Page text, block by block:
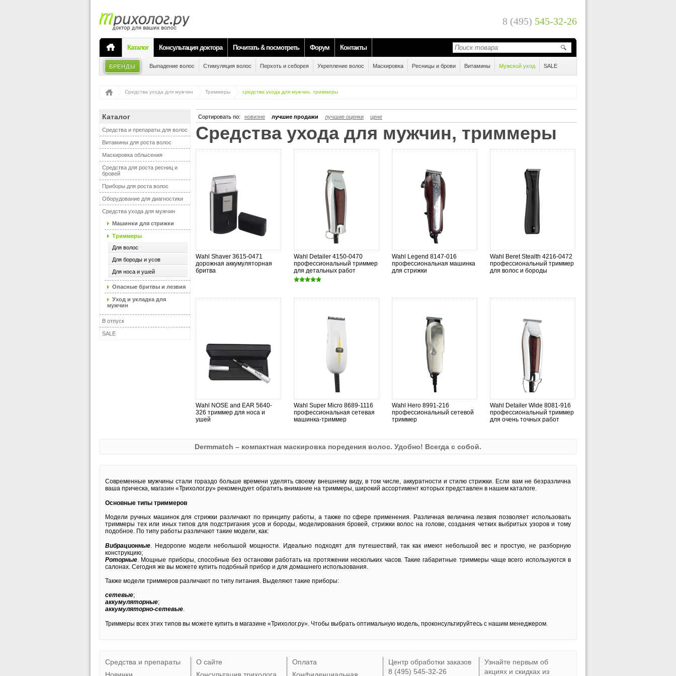
8 (495) 545-32-26
Каталог Консультация доктора Почитать & посмотреть Форум Контакты
БРЕНДЫ Выпадение волос Стимуляция волос Перхоть и себорея Укрепление волос Маскировка Ресницы и брови Витамины Мужской уход SALE
Средства ухода для мужчин Триммеры средства ухода для мужчин, триммеры
Каталог
Средства и препараты для волос
Витамины для роста волос
Маскировка облысения
Средства для роста ресниц и
бровей
Приборы для роста волос
Оборудование для диагностики
Средства ухода для мужчин
Машинки для стрижки
Триммеры
Для волос
Для бороды и усов
Для носа и ушей
Опасные бритвы и лезвия
Уход и укладка для
мужчин
В отпуск
SALE
Сортировать по: новизне лучшие продажи лучшие оценки цене
Средства ухода для мужчин, триммеры
Wahl Shaver 3615-0471
дорожная аккумуляторная
бритва
Wahl Detailer 4150-0470
профессиональный триммер
для детальных работ
Wahl Legend 8147-016
профессиональная машинка
для стрижки
Wahl Beret Stealth 4216-0472
профессиональный триммер
для волос и бороды
Wahl NOSE and EAR 5640-
326 триммер для носа и
ушей
Wahl Super Micro 8689-1116
профессиональная сетевая
машинка-триммер
Wahl Hero 8991-216
профессиональный сетевой
триммер
Wahl Detailer Wide 8081-916
профессиональный триммер
для очень точных работ
Dermmatch – компактная маскировка поредения волос. Удобно! Всегда с собой.
Современные мужчины стали гораздо больше времени уделять своему внешнему виду, в том числе, аккуратности и стилю стрижки. Если вам не безразлична
ваша прическа, магазин «Трихолог.ру» рекомендует обратить внимание на триммеры, широкий ассортимент которых представлен в нашем каталоге.
Основные типы триммеров
Модели ручных машинок для стрижки различают по принципу работы, а также по сфере применения. Различная величина лезвия позволяет использовать
триммеры тех или иных типов для подстригания усов и бороды, моделирования бровей, стрижки волос на голове, создания четких выбритых узоров и тому
подобное. По типу работы различают такие модели, как:
Вибрационные . Недорогие модели небольшой мощности. Идеально подходят для путешествий, так как имеют небольшой вес и простую, не разборную
конструкцию;
Роторные . Мощные приборы, способные без остановки работать на протяжении нескольких часов. Такие габаритные триммеры чаще всего используются в
салонах. Сегодня же вы можете купить подобный прибор и для домашнего использования.
Также модели триммеров различают по типу питания. Выделяют такие приборы:
сетевые;
аккумуляторные;
аккумуляторно-сетевые.
Триммеры всех этих типов вы можете купить в магазине «Трихолог.ру». Чтобы выбрать оптимальную модель, проконсультируйтесь с нашим менеджером.
Средства и препараты
Новинки
О сайте
Консультация трихолога
Оплата
Конфиденциальная
Центр обработки заказов
8 (495) 545-32-26
Узнайте первым об
акциях и скидках из